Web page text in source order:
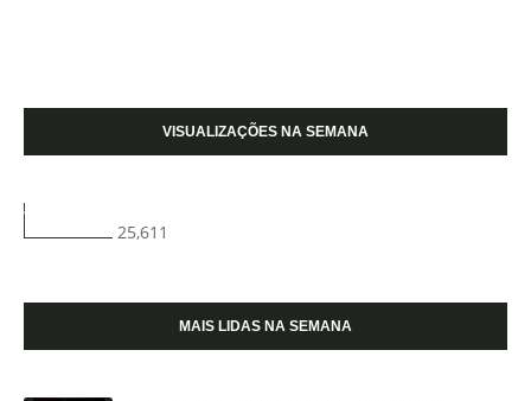
VISUALIZAÇÕES NA SEMANA
25,611
MAIS LIDAS NA SEMANA